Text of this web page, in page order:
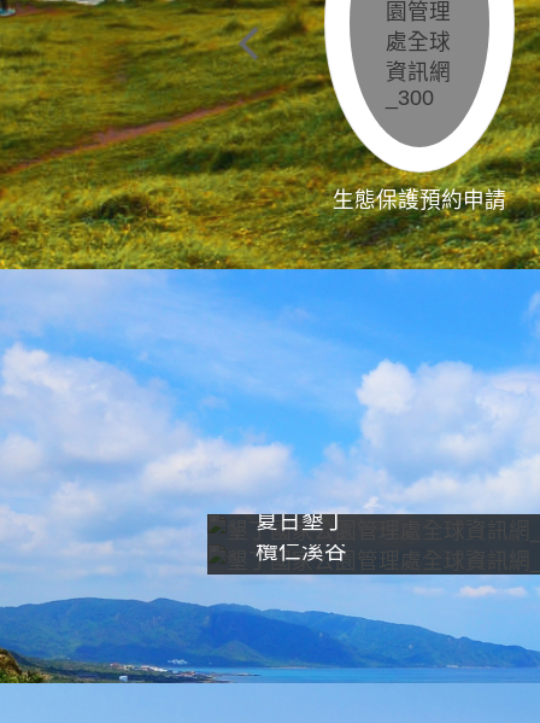
生態保護預約申請
夏日墾丁
欖仁溪谷